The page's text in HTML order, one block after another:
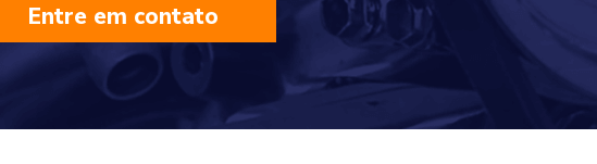
Entre em contato